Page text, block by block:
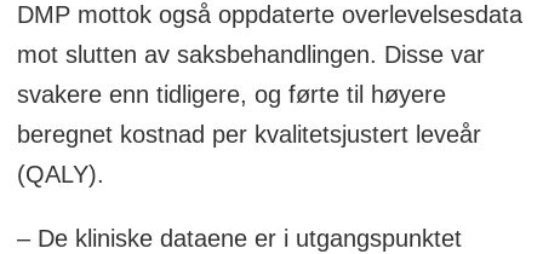
DMP mottok også oppdaterte overlevelsesdata
mot slutten av saksbehandlingen. Disse var
svakere enn tidligere, og førte til høyere
beregnet kostnad per kvalitetsjustert leveår
(QALY).
– De kliniske dataene er i utgangspunktet